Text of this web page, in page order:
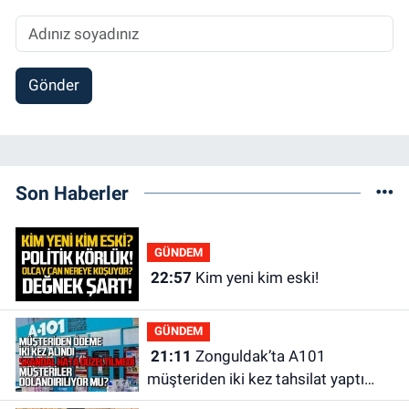
Gönder
Son Haberler
GÜNDEM
22:57 Kim yeni kim eski!
GÜNDEM
21:11
müşteriden iki kez tahsilat yaptı
geri ödemiyor!